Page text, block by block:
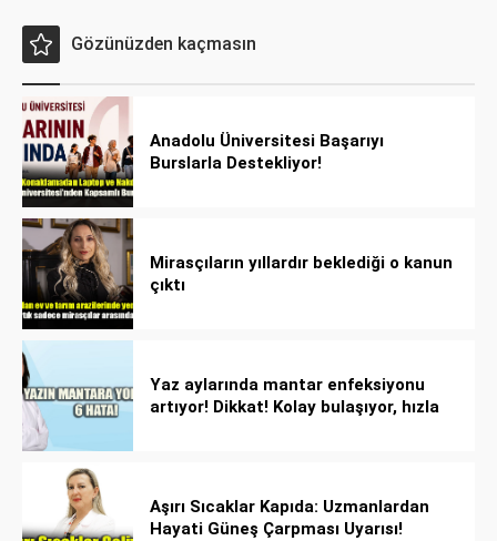
Gözünüzden kaçmasın
Anadolu Üniversitesi Başarıyı
Burslarla Destekliyor!
Mirasçıların yıllardır beklediği o kanun
çıktı
Yaz aylarında mantar enfeksiyonu
artıyor! Dikkat! Kolay bulaşıyor, hızla
Aşırı Sıcaklar Kapıda: Uzmanlardan
Hayati Güneş Çarpması Uyarısı!